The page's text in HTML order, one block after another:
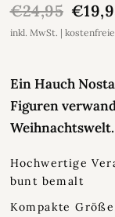
€24,95
inkl. MwSt. |
Ein Hauch
Figuren
Weihnachtswelt.
Hochwertige
bunt bemalt
Kompakte